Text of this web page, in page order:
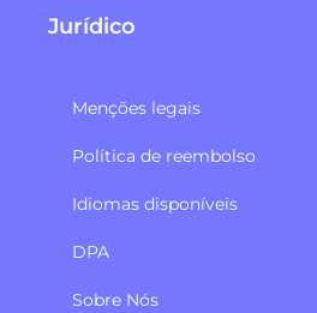
Jurídico
Menções legais
Política de reembolso​
Idiomas disponíveis
DPA
Sobre Nós